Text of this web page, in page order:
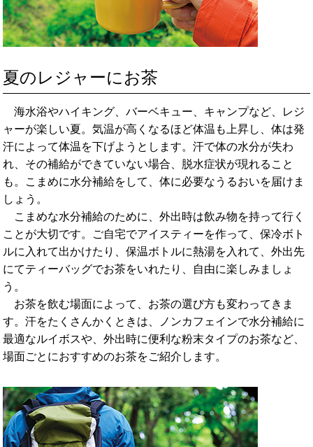
夏のレジャーにお茶
海水浴やハイキング、バーベキュー、キャンプなど、レジ
ャーが楽しい夏。気温が高くなるほど体温も上昇し、体は発
汗によって体温を下げようとします。汗で体の水分が失わ
れ、その補給ができていない場合、脱水症状が現れること
も。こまめに水分補給をして、体に必要なうるおいを届けま
しょう。
こまめな水分補給のために、外出時は飲み物を持って行く
ことが大切です。ご自宅でアイスティーを作って、保冷ボト
ルに入れて出かけたり、保温ボトルに熱湯を入れて、外出先
にてティーバッグでお茶をいれたり、自由に楽しみましょ
う。
お茶を飲む場面によって、お茶の選び方も変わってきま
す。汗をたくさんかくときは、ノンカフェインで水分補給に
最適なルイボスや、外出時に便利な粉末タイプのお茶など、
場面ごとにおすすめのお茶をご紹介します。